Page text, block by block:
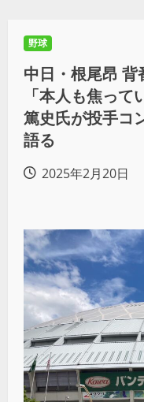
野球
中日・根尾昂 背
「本人も焦っ
篤史氏が投手コ
語る
2025年2月20日